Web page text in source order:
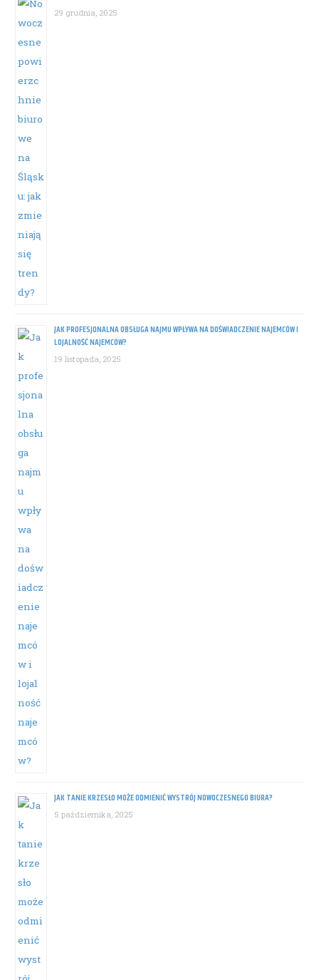
29 grudnia, 2025
JAK PROFESJONALNA OBSŁUGA NAJMU WPŁYWA NA DOŚWIADCZENIE NAJEMCÓW I
LOJALNOŚĆ NAJEMCÓW?
19 listopada, 2025
JAK TANIE KRZESŁO MOŻE ODMIENIĆ WYSTRÓJ NOWOCZESNEGO BIURA?
5 października, 2025